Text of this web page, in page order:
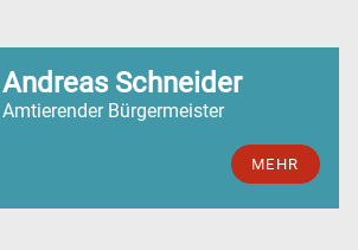
Andreas Schneider
Amtierender Bürgermeister
MEHR